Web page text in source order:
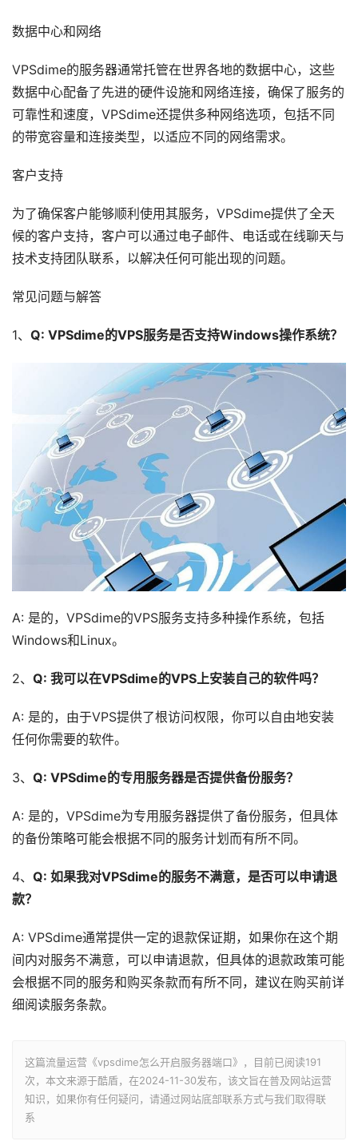
数据中心和网络
VPSdime的服务器通常托管在世界各地的数据中心，这些
数据中心配备了先进的硬件设施和网络连接，确保了服务的
可靠性和速度，VPSdime还提供多种网络选项，包括不同
的带宽容量和连接类型，以适应不同的网络需求。
客户支持
为了确保客户能够顺利使用其服务，VPSdime提供了全天
候的客户支持，客户可以通过电子邮件、电话或在线聊天与
技术支持团队联系，以解决任何可能出现的问题。
常见问题与解答
1、 Q: VPSdime的VPS服务是否支持Windows操作系统？
A: 是的，VPSdime的VPS服务支持多种操作系统，包括
Windows和Linux。
2、 Q: 我可以在VPSdime的VPS上安装自己的软件吗？
A: 是的，由于VPS提供了根访问权限，你可以自由地安装
任何你需要的软件。
3、 Q: VPSdime的专用服务器是否提供备份服务？
A: 是的，VPSdime为专用服务器提供了备份服务，但具体
的备份策略可能会根据不同的服务计划而有所不同。
4、 Q: 如果我对VPSdime的服务不满意，是否可以申请退
款？
A: VPSdime通常提供一定的退款保证期，如果你在这个期
间内对服务不满意，可以申请退款，但具体的退款政策可能
会根据不同的服务和购买条款而有所不同，建议在购买前详
细阅读服务条款。
这篇流量运营《vpsdime怎么开启服务器端口》，目前已阅读191
次，本文来源于酷盾，在2024-11-30发布，该文旨在普及网站运营
知识，如果你有任何疑问，请通过网站底部联系方式与我们取得联
系